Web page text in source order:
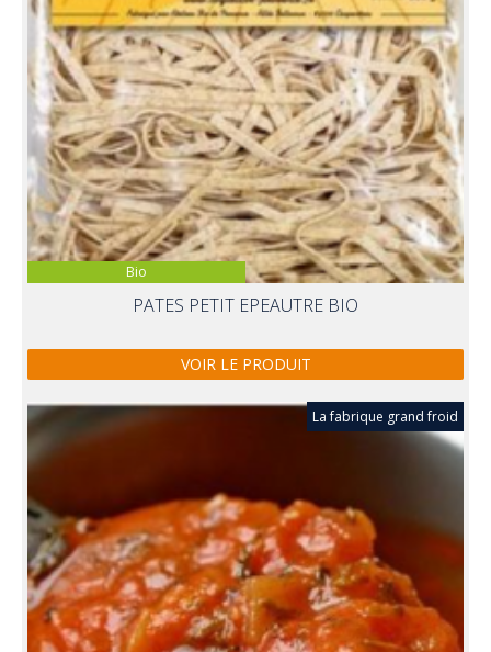
Bio
PATES PETIT EPEAUTRE BIO
VOIR LE PRODUIT
La fabrique grand froid